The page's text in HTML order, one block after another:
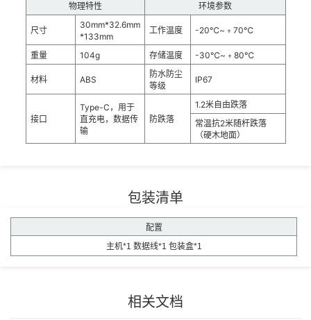
物理特性
环境参数
尺寸
30mm*32.6mm
*133mm
工作温度 -20℃~﹢70℃
重量 104g 存储温度 -30℃~﹢80℃
材料 ABS
防水防尘
等级
IP67
接口
Type-C，用于
直充电，数据传
输
防跌落
1.2米自由跌落
常温抗2米随杆跌落
（硬木地面）
包装清单
配置
主机*1 数据线*1 包装盒*1
相关文档